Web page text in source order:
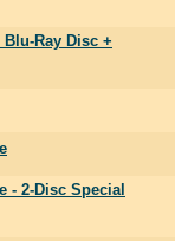
Ray Disc +
- 2-Disc Special